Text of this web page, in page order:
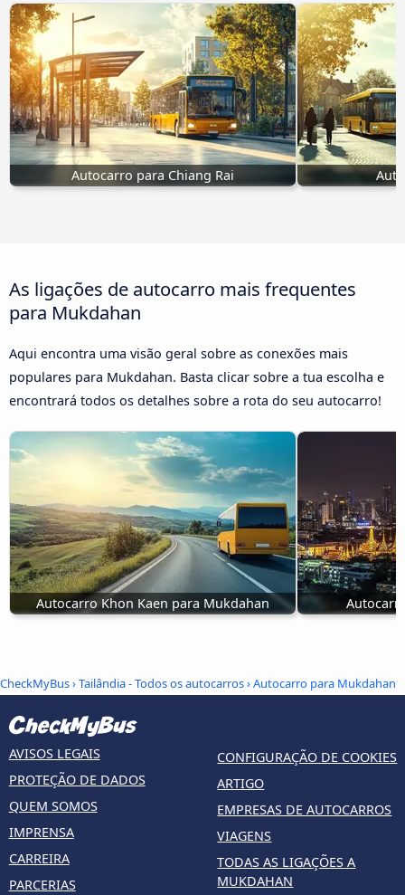
Autocarro para Chiang Rai
As ligações de autocarro mais frequentes
para Mukdahan
Aqui encontra uma visão geral sobre as conexões mais
populares para Mukdahan. Basta clicar sobre a tua escolha e
encontrará todos os detalhes sobre a rota do seu autocarro!
Autocarro Khon Kaen para Mukdahan
CheckMyBus›Tailândia - Todos os autocarros› Autocarro para Mukdahan
AVISOS LEGAIS
PROTEÇÃO DE DADOS
QUEM SOMOS
IMPRENSA
CARREIRA
PARCERIAS
CONFIGURAÇÃO DE COOKIES
ARTIGO
EMPRESAS DE AUTOCARROS
VIAGENS
TODAS AS LIGAÇÕES A
MUKDAHAN